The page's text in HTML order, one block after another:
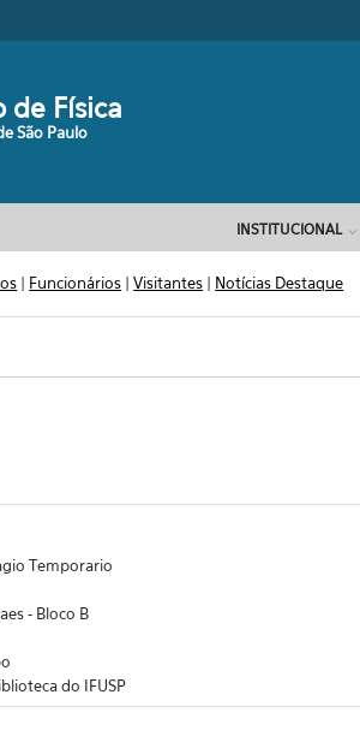
de Física
São Paulo
INSTITUCIONAL
| Funcionários |Visitantes | Notícias Destaque
Temporario
- Bloco B
do IFUSP